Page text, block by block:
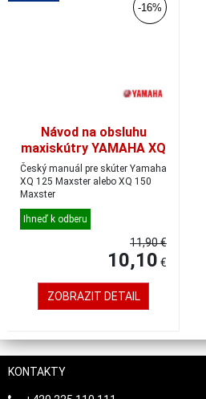
-16%
Návod na obsluhu
maxiskútry YAMAHA XQ
125/150, český
Český manuál pre skúter Yamaha
XQ 125 Maxster alebo XQ 150
Maxster
Ihneď k odberu
11,90 €
10,10 €
ZOBRAZIT DETAIL
KONTAKTY